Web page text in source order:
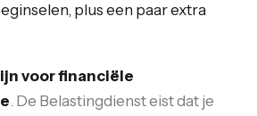
plus een paar extra
voor financiële
. De Belastingdienst eist dat je